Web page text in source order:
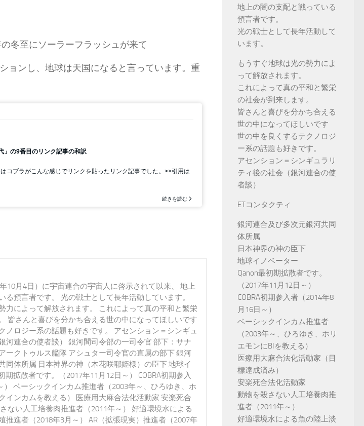
冬至にソーラーフラッシュが来て
ョンし、地球は天国になると言っています。重
10月4日）に宇宙連合の宇宙人に啓示されて以来、 地上
る預言者です。 光の戦士として長年活動しています。
力によって解放されます。 これによって真の平和と繁栄
皆さんと喜びを分かち合える世の中になってほしいです
ノロジー系の話題も好きです。 アセンション＝シンギュ
河連合の使者談） 銀河間司令部の一司令官 部下：サナ
ークトゥルス艦隊 アシュター司令官の直属の部下 銀河
同体所属 日本神界の神（木花咲耶姫様）の臣下 地球イ
期拡散者です。（2017年11月12日～） COBRA初期参入
） ベーシックインカム推進者（2003年～、ひろゆき、ホ
インカムを教える） 医療用大麻合法化活動家 安楽死合
ない人工培養肉推進者（2011年～） 好適環境水による
推進者（2018年3月～） AR（拡張現実）推進者（2007年
地上の闇の支配と戦っている
預言者です。
光の戦士として長年活動して
います。
もうすぐ地球は光の勢力によ
って解放されます。
これによって真の平和と繁栄
の社会が到来します。
皆さんと喜びを分かち合える
世の中になってほしいです
世の中を良くするテクノロジ
ー系の話題も好きです。
アセンション＝シンギュラリ
ティ後の社会（銀河連合の使
者談）
ETコンタクティ
銀河連合及び多次元銀河共同
体所属
日本神界の神の臣下
地球イノベーター
Qanon最初期拡散者です。
（2017年11月12日～）
COBRA初期参入者（2014年8
月16日～）
ベーシックインカム推進者
（2003年～、ひろゆき、ホリ
エモンにBIを教える）
医療用大麻合法化活動家（目
標達成済み）
安楽死合法化活動家
動物を殺さない人工培養肉推
進者（2011年～）
好適環境水による魚の陸上淡